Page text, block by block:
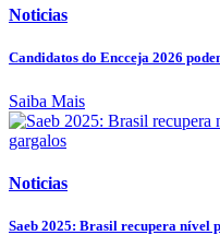
Noticias
Candidatos do Encceja 2026
Saiba Mais
Noticias
Saeb 2025: Brasil recupera nível